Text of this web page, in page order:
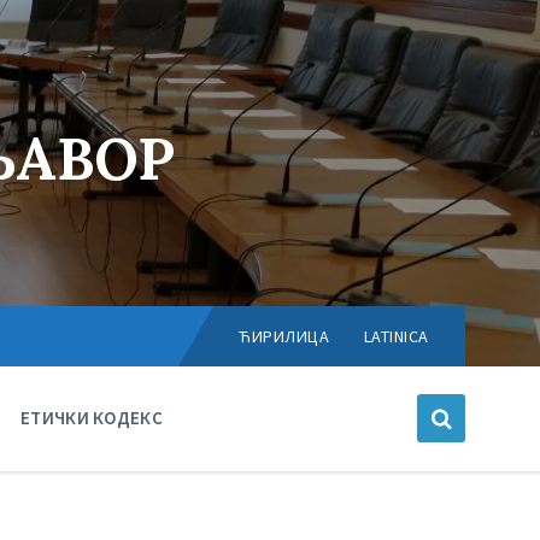
Choose
language:
ЋИРИЛИЦА LATINICA
ЕТИЧКИ КОДЕКС